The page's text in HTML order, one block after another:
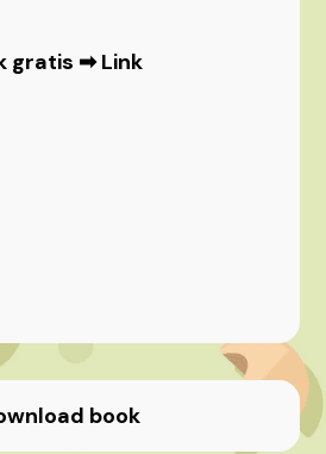
gratis ➡Link
book